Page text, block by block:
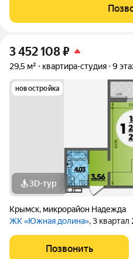
кроме сан узла. Сан узел
поселке: Детский сад, школа,
3 452 108₽
29,5 м² квартира-студия 9
новостройка
3D-тур
Крымск, микрорайон Надежда
ЖК «Южная долина», 3
Позвонить